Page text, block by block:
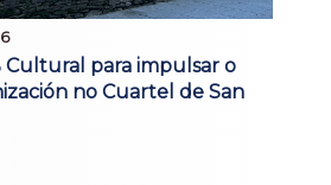
Cultural para impulsar o
no Cuartel de San